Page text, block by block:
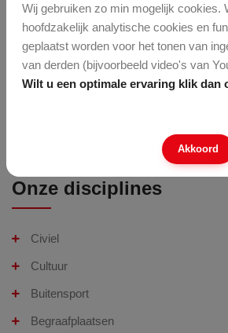
Wij gebruiken zo min mogelijk cookies.
hoofdzakelijk analytische cookies en
geplaatst worden voor het tonen van
van derden (bijvoorbeeld video's van
Wilt u een optimale ervaring klik dan
Akkoord
Enschede
Volg ons op
media
Onze disciplines
Civiel
Cultuur
Buitensport
Begraafplaatsen